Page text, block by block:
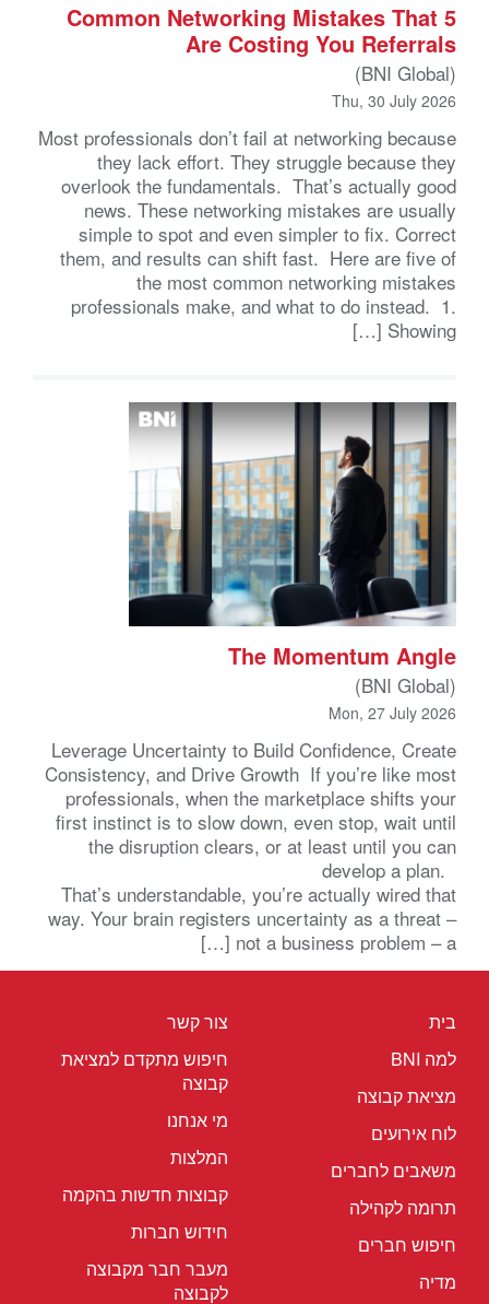
5 Common Networking Mistakes That
Are Costing You Referrals
(BNI Global)
Thu, 30 July 2026
Most professionals don’t fail at networking because
they lack effort. They struggle because they
overlook the fundamentals. That’s actually good
news. These networking mistakes are usually
simple to spot and even simpler to fix. Correct
them, and results can shift fast. Here are five of
the most common networking mistakes
professionals make, and what to do instead. 1.
Showing […]
The Momentum Angle
(BNI Global)
Mon, 27 July 2026
Leverage Uncertainty to Build Confidence, Create
Consistency, and Drive Growth If you’re like most
professionals, when the marketplace shifts your
first instinct is to slow down, even stop, wait until
the disruption clears, or at least until you can
develop a plan.
That’s understandable, you’re actually wired that
way. Your brain registers uncertainty as a threat –
not a business problem – a […]
בית
למה BNI
מציאת קבוצה
לוח אירועים
משאבים לחברים
תרומה לקהילה
חיפוש חברים
מדיה
צור קשר
חיפוש מתקדם למציאת
קבוצה
מי אנחנו
המלצות
קבוצות חדשות בהקמה
חידוש חברות
מעבר חבר מקבוצה
לקבוצה